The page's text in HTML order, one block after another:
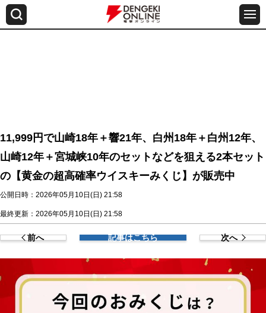
11,999円で山崎18年＋響21年、白州18年＋白州12年、
山崎12年＋宮城峡10年のセットなどを狙える2本セット
の【黄金の超高確率ウイスキーみくじ】が販売中
公開日時：2026年05月10日(日) 21:58
最終更新：2026年05月10日(日) 21:58
前へ 記事はこちら 次へ